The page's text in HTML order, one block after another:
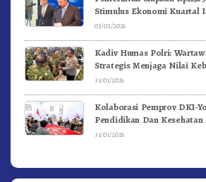
Stimulus Ekonomi Kuartal
03/02/2026
Kadiv Humas Polri:
Strategis Menjaga Nilai
dan NKRI
31/01/2026
Kolaborasi Pemprov DKI-
Pendidikan Dan Kesehatan
31/01/2026